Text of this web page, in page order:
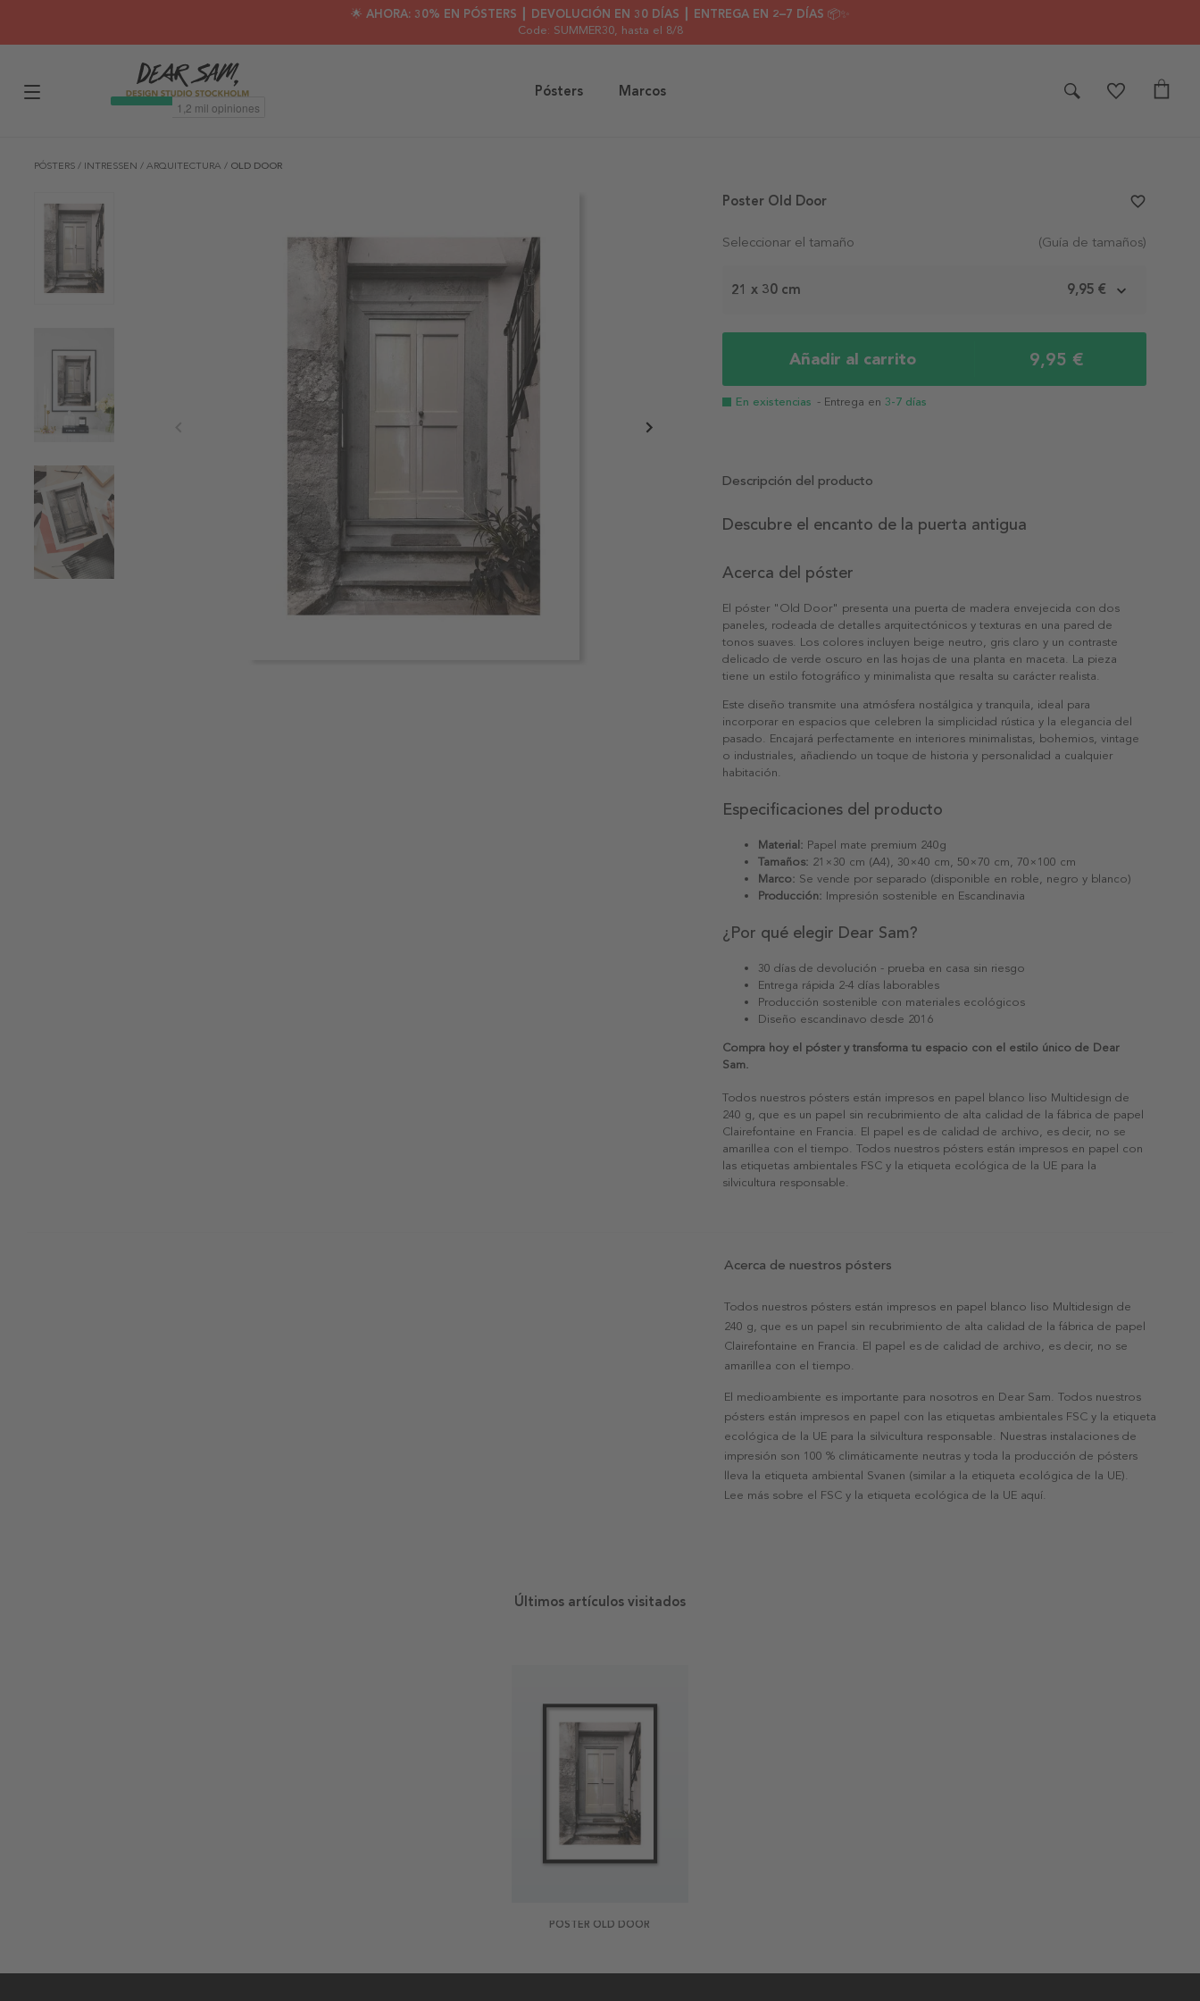
🌟 AHORA: 30% EN PÓSTERS ┃ DEVOLUCIÓN EN 30 DÍAS ┃ ENTREGA EN 2–7 DÍAS 📦✨
Code: SUMMER30, hasta el 8/8
Pósters Marcos
PÓSTERS / INTRESSEN / ARQUITECTURA / OLD DOOR
Seleccionar el tamaño (Guía de tamaños)
21 x 30 cm 9,95 €
Añadir al carrito 9,95 €
En existencias - Entrega en 3-7 días
Poster Old Door favorite_border
Descripción del producto
Descubre el encanto de la puerta antigua
Acerca del póster
El póster "Old Door" presenta una puerta de madera envejecida con dos
paneles, rodeada de detalles arquitectónicos y texturas en una pared de
tonos suaves. Los colores incluyen beige neutro, gris claro y un contraste
delicado de verde oscuro en las hojas de una planta en maceta. La pieza
tiene un estilo fotográfico y minimalista que resalta su carácter realista.
Este diseño transmite una atmósfera nostálgica y tranquila, ideal para
incorporar en espacios que celebren la simplicidad rústica y la elegancia del
pasado. Encajará perfectamente en interiores minimalistas, bohemios, vintage
o industriales, añadiendo un toque de historia y personalidad a cualquier
habitación.
Especificaciones del producto
Material: Papel mate premium 240g
Tamaños: 21×30 cm (A4), 30×40 cm, 50×70 cm, 70×100 cm
Marco: Se vende por separado (disponible en roble, negro y blanco)
Producción: Impresión sostenible en Escandinavia
¿Por qué elegir Dear Sam?
30 días de devolución - prueba en casa sin riesgo
Entrega rápida 2-4 días laborables
Producción sostenible con materiales ecológicos
Diseño escandinavo desde 2016
Compra hoy el póster y transforma tu espacio con el estilo único de Dear
Sam.
Todos nuestros pósters están impresos en papel blanco liso Multidesign de
240 g, que es un papel sin recubrimiento de alta calidad de la fábrica de papel
Clairefontaine en Francia. El papel es de calidad de archivo, es decir, no se
amarillea con el tiempo. Todos nuestros pósters están impresos en papel con
las etiquetas ambientales FSC y la etiqueta ecológica de la UE para la
silvicultura responsable.
Acerca de nuestros pósters
Todos nuestros pósters están impresos en papel blanco liso Multidesign de
240 g, que es un papel sin recubrimiento de alta calidad de la fábrica de papel
Clairefontaine en Francia. El papel es de calidad de archivo, es decir, no se
amarillea con el tiempo.
El medioambiente es importante para nosotros en Dear Sam. Todos nuestros
pósters están impresos en papel con las etiquetas ambientales FSC y la etiqueta
ecológica de la UE para la silvicultura responsable. Nuestras instalaciones de
impresión son 100 % climáticamente neutras y toda la producción de pósters
lleva la etiqueta ambiental Svanen (similar a la etiqueta ecológica de la UE).
Lee más sobre el FSC y la etiqueta ecológica de la UE aquí.
Últimos artículos visitados
POSTER OLD DOOR